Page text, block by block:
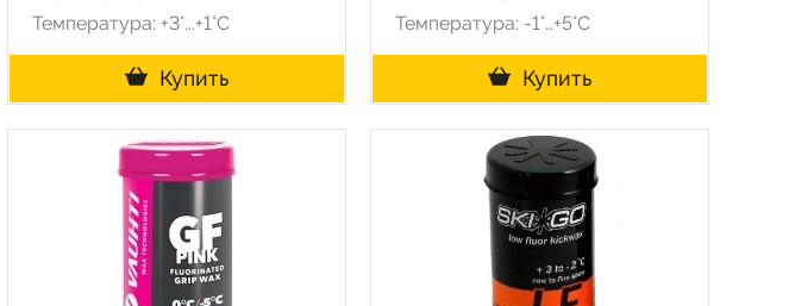
Температура: +3°...+1°С
Купить
Температура: -1°…+5°C
Купить